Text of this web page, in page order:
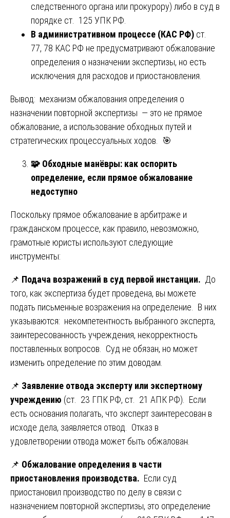
следственного органа или прокурору) либо в суд в
порядке ст. 125 УПК РФ.
В административном процессе (КАС РФ) ст.
77, 78 КАС РФ не предусматривают обжалование
определения о назначении экспертизы, но есть
исключения для расходов и приостановления.
Вывод: механизм обжалования определения о
назначении повторной экспертизы — это не прямое
обжалование, а использование обходных путей и
стратегических процессуальных ходов. 🎯
🧩 Обходные манёвры: как оспорить
определение, если прямое обжалование
недоступно
Поскольку прямое обжалование в арбитраже и
гражданском процессе, как правило, невозможно,
грамотные юристы используют следующие
инструменты:
📌 Подача возражений в суд первой инстанции. До
того, как экспертиза будет проведена, вы можете
подать письменные возражения на определение. В них
указываются: некомпетентность выбранного эксперта,
заинтересованность учреждения, некорректность
поставленных вопросов. Суд не обязан, но может
изменить определение по этим доводам.
📌 Заявление отвода эксперту или экспертному
учреждению (ст. 23 ГПК РФ, ст. 21 АПК РФ). Если
есть основания полагать, что эксперт заинтересован в
исходе дела, заявляется отвод. Отказ в
удовлетворении отвода может быть обжалован.
📌 Обжалование определения в части
приостановления производства. Если суд
приостановил производство по делу в связи с
назначением повторной экспертизы, это определение